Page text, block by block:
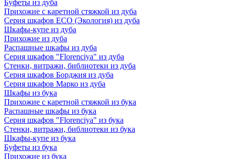
Буфеты из дуба
Прихожие с каретной стяжкой из дуба
Серия шкафов ECO (Экология) из дуба
Шкафы-купе из дуба
Прихожие из дуба
Распашные шкафы из дуба
Серия шкафов "Florenciya" из дуба
Стенки, витражи, библиотеки из дуба
Серия шкафов Борджия из дуба
Серия шкафов Марко из дуба
Шкафы из бука
Прихожие с каретной стяжкой из бука
Распашные шкафы из бука
Серия шкафов "Florenciya" из бука
Стенки, витражи, библиотеки из бука
Шкафы-купе из бука
Буфеты из бука
Прихожие из бука